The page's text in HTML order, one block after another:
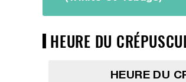
HEURE DU
HEURE DU